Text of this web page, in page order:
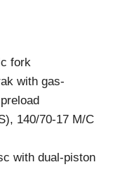
fork
with gas-
140/70-17 M/C
with dual-piston